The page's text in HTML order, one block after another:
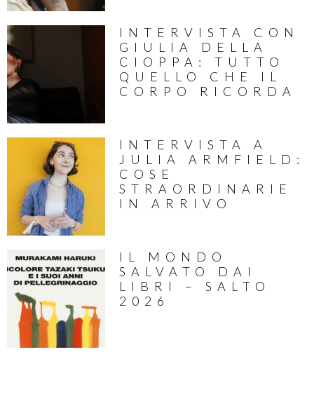
INTERVISTA CON
GIULIA DELLA
CIOPPA: TUTTO
QUELLO CHE IL
CORPO RICORDA
INTERVISTA A
JULIA ARMFIELD:
COSE
STRAORDINARIE
IN ARRIVO
IL MONDO
SALVATO DAI
LIBRI – SALTO
2026